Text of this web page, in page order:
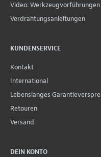
Video: Werkzeugvorführungen
Verdrahtungsanleitungen
KUNDENSERVICE
Kontakt
International
Lebenslanges
Retouren
Versand
DEIN KONTO